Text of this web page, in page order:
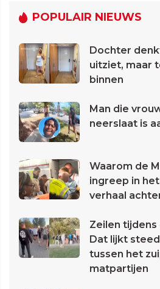
POPULAIR NIEUWS
Dochter
uitziet, maar
binnen
Man die
neerslaat is
Waarom de
ingreep in
verhaal
Zeilen
Dat lijkt
tussen het
matpartijen